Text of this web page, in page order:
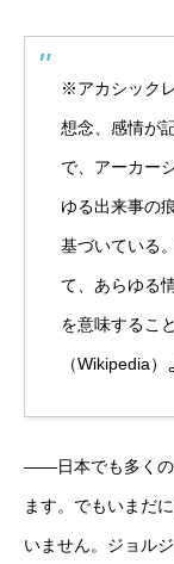
※アカシック
想念、感情が
で、アーカー
ゆる出来事の
基づいている
て、あらゆる
を意味するこ
（Wikipedia
――日本でも多くの
ます。でもいまだ
いません。ジョル